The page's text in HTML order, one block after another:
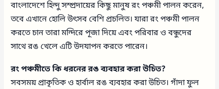
বাংলাদেশে হিন্দু সম্প্রদায়ের কিছু মানুষ রং পঞ্চমী পালন করেন,
তবে এখানে হোলি উৎসব বেশি প্রচলিত। যারা রং পঞ্চমী পালন
করতে চান তারা মন্দিরে পূজা দিয়ে এবং পরিবার ও বন্ধুদের
সাথে রঙ খেলে এটি উদযাপন করতে পারেন।
রং পঞ্চমীতে কি ধরনের রঙ ব্যবহার করা উচিত?
সবসময় প্রাকৃতিক ও হার্বাল রঙ ব্যবহার করা উচিত। গাঁদা ফুল